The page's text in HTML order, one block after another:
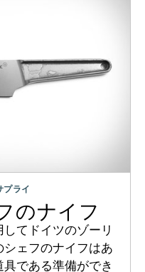
プライ
フのナイフ
てドイツのゾーリ
ェフのナイフはあ
である準備ができ